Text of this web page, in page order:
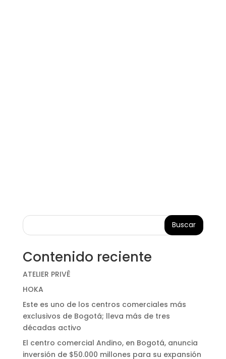
Buscar
Contenido reciente
ATELIER PRIVÊ
HOKA
Este es uno de los centros comerciales más
exclusivos de Bogotá; lleva más de tres
décadas activo
El centro comercial Andino, en Bogotá, anuncia
inversión de $50.000 millones para su expansión